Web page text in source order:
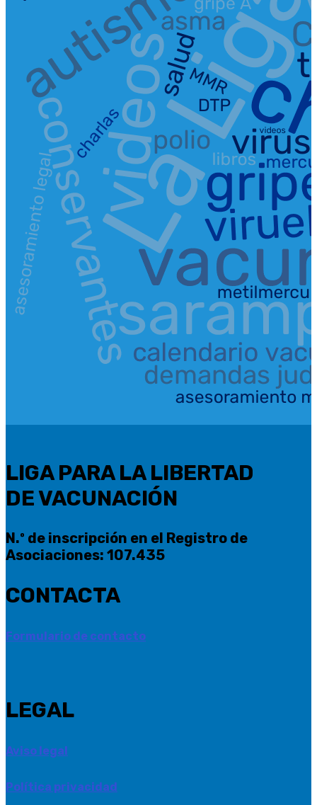
LIGA PARA LA LIBERTAD
DE VACUNACIÓN
N.º de inscripción en el Registro de
Asociaciones: 107.435
CONTACTA
Formulario de contacto
LEGAL
Aviso legal
Política privacidad